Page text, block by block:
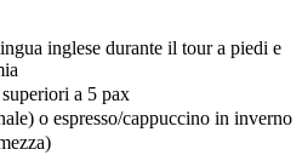
inglese durante il tour a piedi e
a 5 pax
o espresso/cappuccino in inverno